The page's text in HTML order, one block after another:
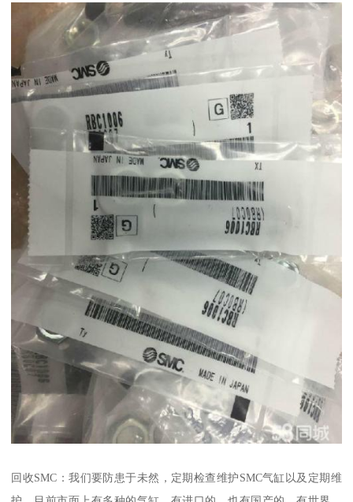
回收SMC：我们要防患于未然，定期检查维护SMC气缸以及定期维